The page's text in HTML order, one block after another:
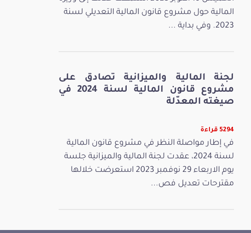
المالية حول مشروع قانون المالية التعديلي لسنة
2023. وفي بداية ...
لجنة المالية والميزانية تصادق على
مشروع قانون المالية لسنة 2024 في
صيغته المعدّلة
5294 قراءة
في إطار مواصلة النظر في مشروع قانون المالية
لسنة 2024، عقدت لجنة المالية والميزانية جلسة
يوم الاربعاء 29 نوفمبر 2023 استعرضت خلالها
مقترحات تعديل فص...